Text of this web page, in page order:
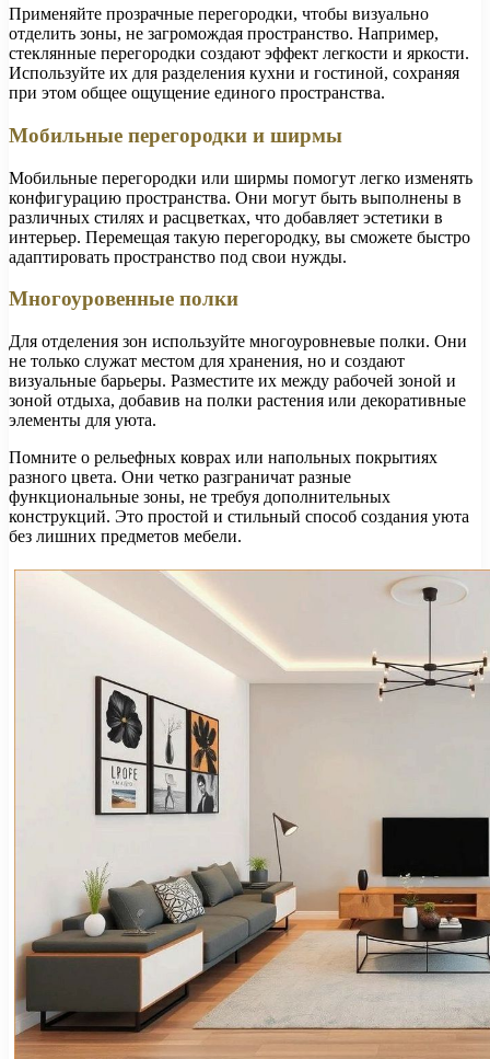
Применяйте прозрачные перегородки, чтобы визуально
отделить зоны, не загромождая пространство. Например,
стеклянные перегородки создают эффект легкости и яркости.
Используйте их для разделения кухни и гостиной, сохраняя
при этом общее ощущение единого пространства.
Мобильные перегородки и ширмы
Мобильные перегородки или ширмы помогут легко изменять
конфигурацию пространства. Они могут быть выполнены в
различных стилях и расцветках, что добавляет эстетики в
интерьер. Перемещая такую перегородку, вы сможете быстро
адаптировать пространство под свои нужды.
Многоуровенные полки
Для отделения зон используйте многоуровневые полки. Они
не только служат местом для хранения, но и создают
визуальные барьеры. Разместите их между рабочей зоной и
зоной отдыха, добавив на полки растения или декоративные
элементы для уюта.
Помните о рельефных коврах или напольных покрытиях
разного цвета. Они четко разграничат разные
функциональные зоны, не требуя дополнительных
конструкций. Это простой и стильный способ создания уюта
без лишних предметов мебели.